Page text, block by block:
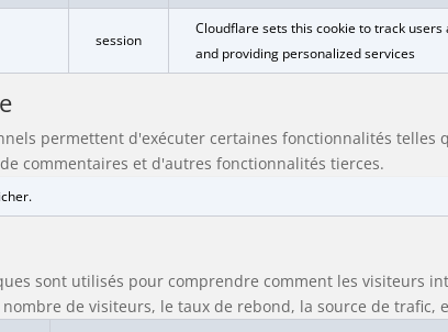
session
Cloudflare sets this cookie to track
and providing personalized services
permettent d'exécuter certaines fonctionnalités
commentaires et d'autres fonctionnalités tierces.
sont utilisés pour comprendre comment les visiteurs
de visiteurs, le taux de rebond, la source de trafic,